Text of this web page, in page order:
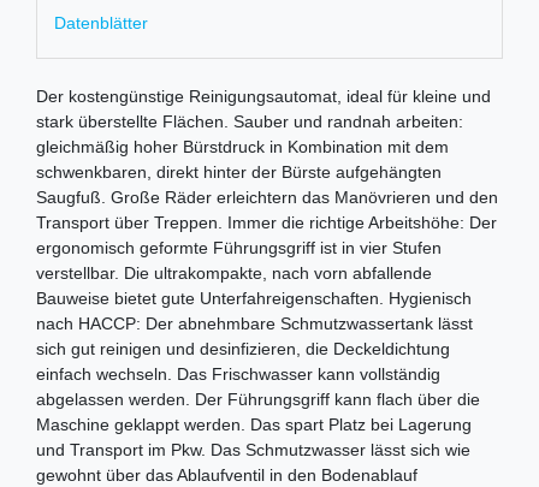
Datenblätter
Der kostengünstige Reinigungsautomat, ideal für kleine und
stark überstellte Flächen. Sauber und randnah arbeiten:
gleichmäßig hoher Bürstdruck in Kombination mit dem
schwenkbaren, direkt hinter der Bürste aufgehängten
Saugfuß. Große Räder erleichtern das Manövrieren und den
Transport über Treppen. Immer die richtige Arbeitshöhe: Der
ergonomisch geformte Führungsgriff ist in vier Stufen
verstellbar. Die ultrakompakte, nach vorn abfallende
Bauweise bietet gute Unterfahreigenschaften. Hygienisch
nach HACCP: Der abnehmbare Schmutzwassertank lässt
sich gut reinigen und desinfizieren, die Deckeldichtung
einfach wechseln. Das Frischwasser kann vollständig
abgelassen werden. Der Führungsgriff kann flach über die
Maschine geklappt werden. Das spart Platz bei Lagerung
und Transport im Pkw. Das Schmutzwasser lässt sich wie
gewohnt über das Ablaufventil in den Bodenablauf